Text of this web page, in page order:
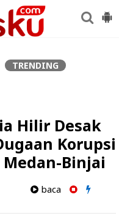
TRENDING
Hilir Desak
Korupsi
Medan-Binjai
baca